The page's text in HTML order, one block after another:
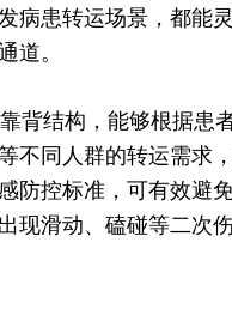
病患转运场景，都能
道。
背结构，能够根据患
不同人群的转运需求
防控标准，可有效避
现滑动、磕碰等二次